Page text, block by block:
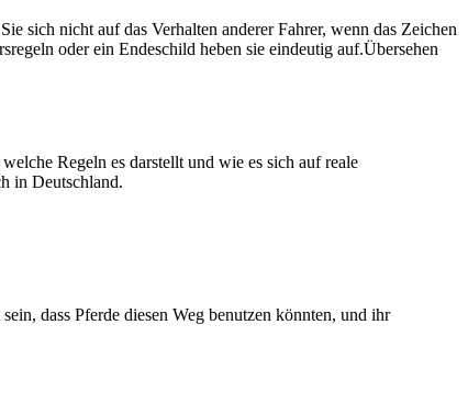
sich nicht auf das Verhalten anderer Fahrer, wenn das Zeichen
oder ein Endeschild heben sie eindeutig auf.Übersehen
Regeln es darstellt und wie es sich auf reale
in Deutschland.
dass Pferde diesen Weg benutzen könnten, und ihr